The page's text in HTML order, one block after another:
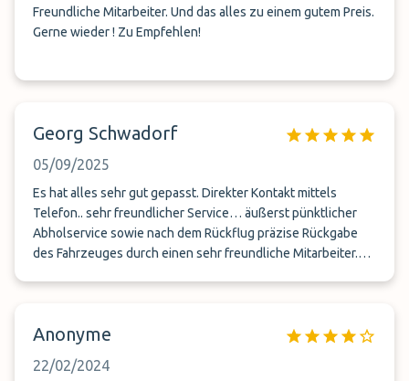
Freundliche Mitarbeiter. Und das alles zu einem gutem Preis.
Gerne wieder ! Zu Empfehlen!
Georg Schwadorf
05/09/2025
Es hat alles sehr gut gepasst. Direkter Kontakt mittels
Telefon.. sehr freundlicher Service… äußerst pünktlicher
Abholservice sowie nach dem Rückflug präzise Rückgabe
des Fahrzeuges durch einen sehr freundliche Mitarbeiter.
Anonyme
22/02/2024